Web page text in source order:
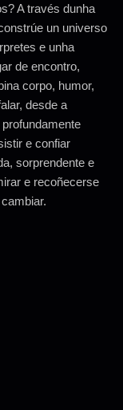
A través dunha
un universo
e unha
de encontro,
corpo, humor,
desde a
e confiar
sorprendente e
e recoñecerse